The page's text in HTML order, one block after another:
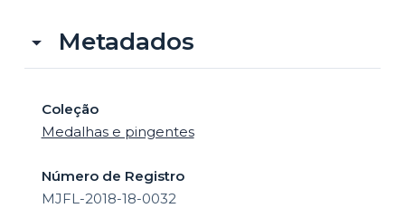
Metadados
Coleção
Medalhas e pingentes
Número de Registro
MJFL-2018-18-0032